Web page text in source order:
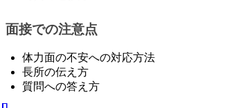
面接での注意点
体力面の不安への対応方法
長所の伝え方
質問への答え方